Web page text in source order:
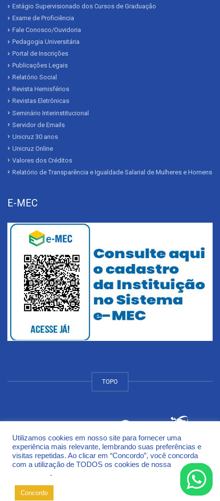
Estágio Supervisionado dos Cursos de Graduação
Exame de Proficiência
Fale Conosco/Ouvidoria
Pedagogia Universitária
Portal de Inscrições
Publicações Legais
Relatório Social
Revista Hemisférios
Revistas Eletrônicas
Seminário Interinstitucional
Servidor de Emails
Unicruz 30 anos
Unicruz Online
Valores dos Créditos
Relatório de Transparência e Igualdade Salarial de Mulheres e Homens
E-MEC
TOPO
© 2018 Universidade de Cruz Alta - UNICRUZ Campus
Rodovia Municipal Jacob Della Méa, km 5.6 - Parada Benito
Cruz Alta - Rio Grande do Sul - CEP 98005-972
Utilizamos cookies em nosso site para fornecer uma
experiência mais relevante, lembrando suas preferências e
visitas repetidas. Ao clicar em “Concordo”, você concorda
com a utilização de TODOS os cookies de nossa
Política de
.
Concordo